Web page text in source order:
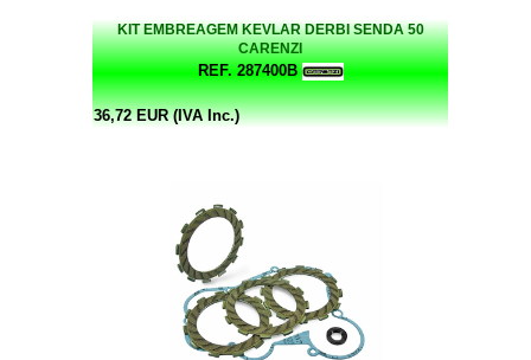
KIT EMBREAGEM KEVLAR DERBI SENDA 50
CARENZI
REF. 287400B
36,72 EUR (IVA Inc.)